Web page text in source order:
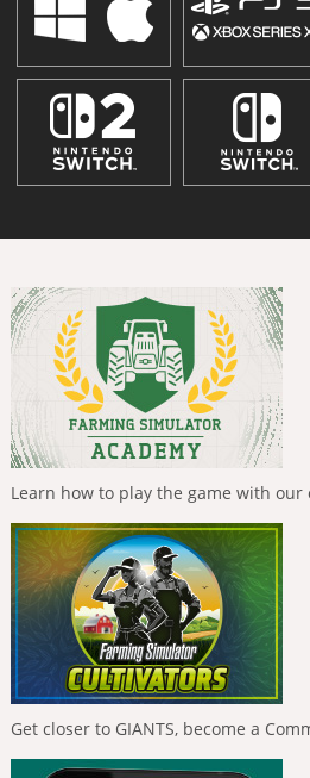
Learn how to play the game with
Get closer to GIANTS, become a